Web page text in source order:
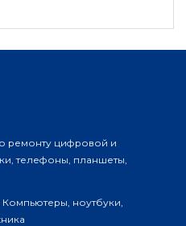
ремонту цифровой и
телефоны, планшеты,
ноутбуки,